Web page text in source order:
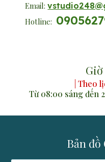
Email:
Hotline:
| Theo
Từ 08:00 sáng đến
Bản đồ